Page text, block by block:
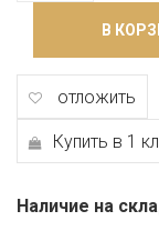
В
отложить
Купить в 1
Наличие на